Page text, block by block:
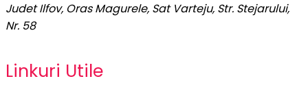
Judet Ilfov, Oras Magurele, Sat Varteju, Str. Stejarului,
Nr. 58
Linkuri Utile